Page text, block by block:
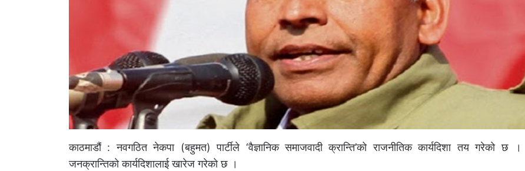
काठमाडौं : नवगठित नेकपा (बहुमत) पार्टीले ‘वैज्ञानिक समाजवादी क्रान्ति’को राजनीतिक कार्यदिशा तय गरेको छ
जनक्रान्तिको कार्यदिशालाई खारेज गरेको छ ।